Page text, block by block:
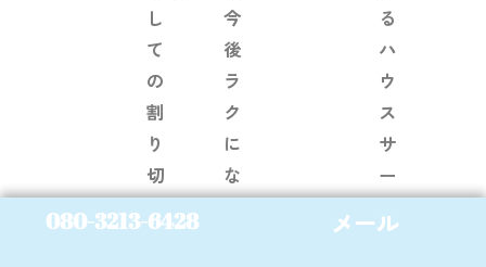
し
て
の
割
り
切
り
今
後
ラ
ク
に
な
る
る
ハ
ウ
ス
サ
ー
ビ
ス
080-3213-6428 メール